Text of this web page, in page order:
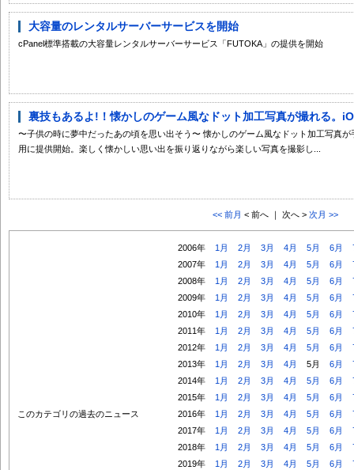
大容量のレンタルサーバーサービスを開始
cPanel標準搭載の大容量レンタルサーバーサービス「FUTOKA」の提供を開始
裏技もあるよ!！懐かしのゲーム風なドット加工写真が撮れる。
〜子供の時に夢中だったあの頃を思い出そう〜 懐かしのゲーム風なドット加工写真
用に提供開始。楽しく懐かしい思い出を振り返りながら楽しい写真を撮影し...
<< 前月 < 前へ ｜ 次へ > 次月 >>
このカテゴリの過去のニュース
2006年 1月 2月 3月 4月 5月 6月
2007年
1月 2月 3月 4月 5月 6月
2008年
1月 2月 3月 4月 5月 6月
2009年
1月 2月 3月 4月 5月 6月
2010年
1月 2月 3月 4月 5月 6月
2011年
1月 2月 3月 4月 5月 6月
2012年
1月 2月 3月 4月 5月 6月
2013年
1月 2月 3月 4月 5月 6月
2014年
1月 2月 3月 4月 5月 6月
2015年
1月 2月 3月 4月 5月 6月
2016年
1月 2月 3月 4月 5月 6月
2017年
1月 2月 3月 4月 5月 6月
2018年
1月 2月 3月 4月 5月 6月
2019年
1月 2月 3月 4月 5月 6月